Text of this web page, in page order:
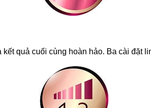
quả cuối cùng hoàn hảo. Ba cài đặt